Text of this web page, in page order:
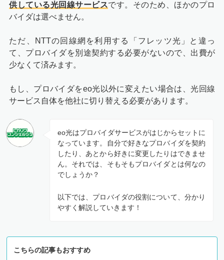
供している光回線サービスです。そのため、ほかのプロ
バイダは選べません。
ただ、NTTの回線網を利用する「フレッツ光」と違っ
て、プロバイダを別途契約する必要がないので、出費が
少なくて済みます。
もし、プロバイダをeo光以外に変えたい場合は、光回線
サービス自体を他社に切り替える必要があります。
eo光はプロバイダサービスがはじからセットに
なっています。自分で好きなプロバイダを契約
したり、あとから好きに変更したりはできませ
ん。それでは、そもそもプロバイダとは何なの
でしょうか？
以下では、プロバイダの役割について、分かり
やすく解説していきます！
こちらの記事もおすすめ